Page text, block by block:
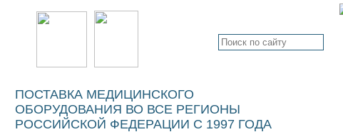
ПОСТАВКА МЕДИЦИНСКОГО
ОБОРУДОВАНИЯ ВО ВСЕ РЕГИОНЫ
РОССИЙСКОЙ ФЕДЕРАЦИИ С 1997 ГОДА